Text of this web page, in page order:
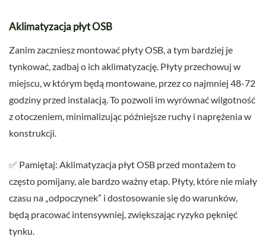
Aklimatyzacja płyt OSB
Zanim zaczniesz montować płyty OSB, a tym bardziej je
tynkować, zadbaj o ich aklimatyzację. Płyty przechowuj w
miejscu, w którym będą montowane, przez co najmniej 48-72
godziny przed instalacją. To pozwoli im wyrównać wilgotność
z otoczeniem, minimalizując późniejsze ruchy i naprężenia w
konstrukcji.
✅ Pamiętaj: Aklimatyzacja płyt OSB przed montażem to
często pomijany, ale bardzo ważny etap. Płyty, które nie miały
czasu na „odpoczynek” i dostosowanie się do warunków,
będą pracować intensywniej, zwiększając ryzyko pęknięć
tynku.